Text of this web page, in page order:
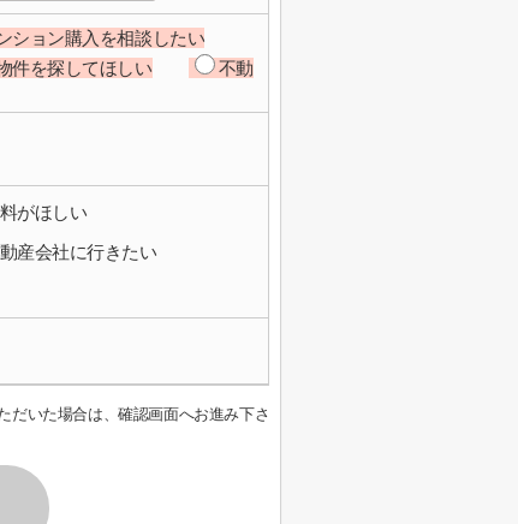
ション購入を相談したい
件を探してほしい
不動
がほしい
産会社に行きたい
だいた場合は、確認画面へお進み下さ